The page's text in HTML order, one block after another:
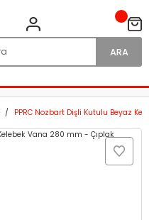
ARA
PPRC Nozbart Dişli Kutulu Beyaz